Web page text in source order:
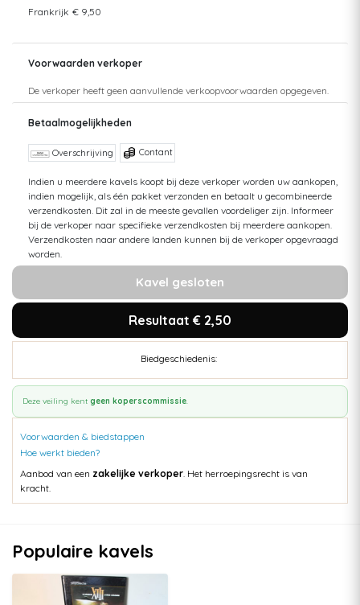
Frankrijk € 9,50
Voorwaarden verkoper
De verkoper heeft geen aanvullende verkoopvoorwaarden opgegeven.
Betaalmogelijkheden
Overschrijving Contant
Indien u meerdere kavels koopt bij deze verkoper worden uw aankopen,
indien mogelijk, als één pakket verzonden en betaalt u gecombineerde
verzendkosten. Dit zal in de meeste gevallen voordeliger zijn. Informeer
bij de verkoper naar specifieke verzendkosten bij meerdere aankopen.
Verzendkosten naar andere landen kunnen bij de verkoper opgevraagd
worden.
Kavel gesloten
Resultaat € 2,50
Biedgeschiedenis:
Deze veiling kent geen koperscommissie.
Voorwaarden & biedstappen
Hoe werkt bieden?
Aanbod van een zakelijke verkoper. Het herroepingsrecht is van
kracht.
Populaire kavels